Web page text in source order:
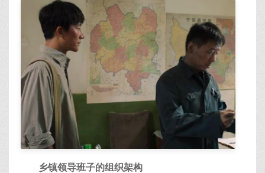
乡镇领导班子的组织架构